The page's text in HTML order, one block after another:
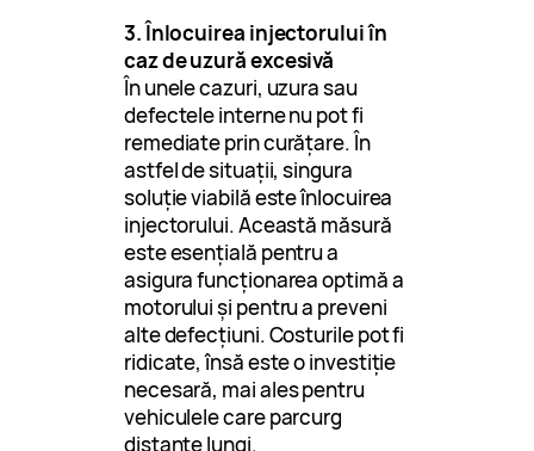
3. Înlocuirea injectorului în
caz de uzură excesivă
În unele cazuri, uzura sau
defectele interne nu pot fi
remediate prin curățare. În
astfel de situații, singura
soluție viabilă este înlocuirea
injectorului. Această măsură
este esențială pentru a
asigura funcționarea optimă a
motorului și pentru a preveni
alte defecțiuni. Costurile pot fi
ridicate, însă este o investiție
necesară, mai ales pentru
vehiculele care parcurg
distanțe lungi.